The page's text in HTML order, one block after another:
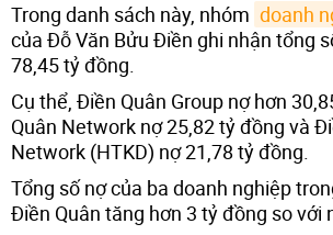
Trong danh sách này, nhóm doanh
của Đỗ Văn Bửu Điền ghi nhận tổng
78,45 tỷ đồng.
Cụ thể, Điền Quân Group nợ hơn
Quân Network nợ 25,82 tỷ đồng và
Network (HTKD) nợ 21,78 tỷ đồng.
Tổng số nợ của ba doanh nghiệp
Điền Quân tăng hơn 3 tỷ đồng so với